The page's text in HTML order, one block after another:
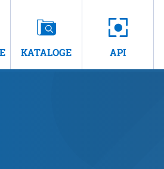
KATALOGE API